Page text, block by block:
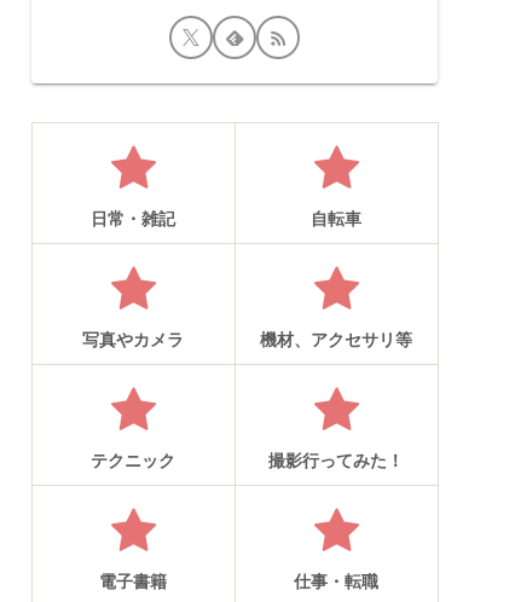
日常・雑記 自転車
写真やカメラ 機材、アクセサリ等
テクニック 撮影行ってみた！
電子書籍 仕事・転職